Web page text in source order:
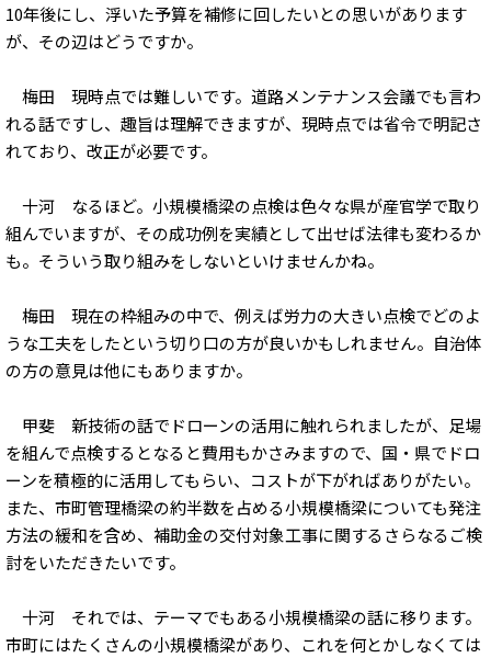
10年後にし、浮いた予算を補修に回したいとの思いがあります
が、その辺はどうですか。
梅田 現時点では難しいです。道路メンテナンス会議でも言わ
れる話ですし、趣旨は理解できますが、現時点では省令で明記さ
れており、改正が必要です。
十河 なるほど。小規模橋梁の点検は色々な県が産官学で取り
組んでいますが、その成功例を実績として出せば法律も変わるか
も。そういう取り組みをしないといけませんかね。
梅田 現在の枠組みの中で、例えば労力の大きい点検でどのよ
うな工夫をしたという切り口の方が良いかもしれません。自治体
の方の意見は他にもありますか。
甲斐 新技術の話でドローンの活用に触れられましたが、足場
を組んで点検するとなると費用もかさみますので、国・県でドロ
ーンを積極的に活用してもらい、コストが下がればありがたい。
また、市町管理橋梁の約半数を占める小規模橋梁についても発注
方法の緩和を含め、補助金の交付対象工事に関するさらなるご検
討をいただきたいです。
十河 それでは、テーマでもある小規模橋梁の話に移ります。
市町にはたくさんの小規模橋梁があり、これを何とかしなくては